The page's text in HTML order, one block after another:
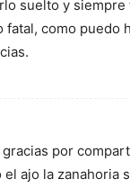
suelto y
como puedo
por
ajo la zanahoria